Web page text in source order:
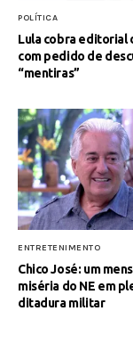
POLÍTICA
Lula cobra editorial
com pedido de
“mentiras”
ENTRETENIMENTO
Chico José: um
miséria do NE em
ditadura militar